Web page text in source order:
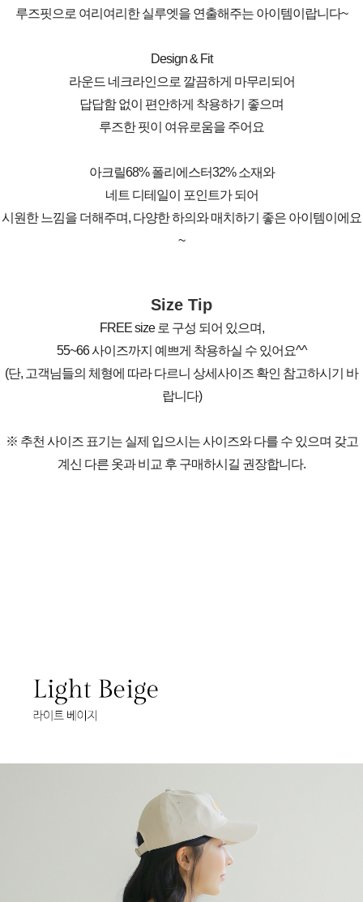
루즈핏으로 여리여리한 실루엣을 연출해주는 아이템이랍니다~
Design & Fit
라운드 네크라인으로 깔끔하게 마무리되어
답답함 없이 편안하게 착용하기 좋으며
루즈한 핏이 여유로움을 주어요
아크릴68% 폴리에스터32% 소재와
네트 디테일이 포인트가 되어
시원한 느낌을 더해주며, 다양한 하의와 매치하기 좋은 아이템이에요
~
Size Tip
FREE size 로 구성 되어 있으며,
55~66 사이즈까지 예쁘게 착용하실 수 있어요^^
(단, 고객님들의 체형에 따라 다르니 상세사이즈 확인 참고하시기 바
랍니다)
※ 추천 사이즈 표기는 실제 입으시는 사이즈와 다를 수 있으며 갖고
계신 다른 옷과 비교 후 구매하시길 권장합니다.